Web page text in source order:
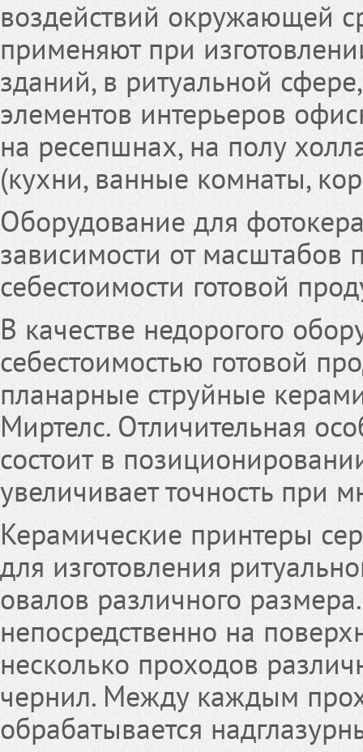
воздействий окружающей
применяют при
зданий, в ритуальной
элементов интерьеров
на ресепшнах, на полу
(кухни, ванные комнаты,
Оборудование для
зависимости от масштабов
себестоимости готовой
В качестве недорогого
себестоимостью готовой
планарные струйные
Миртелс. Отличительная
состоит в
увеличивает точность при
Керамические принтеры
для изготовления
овалов различного
непосредственно на
несколько проходов
чернил. Между каждым
обрабатывается